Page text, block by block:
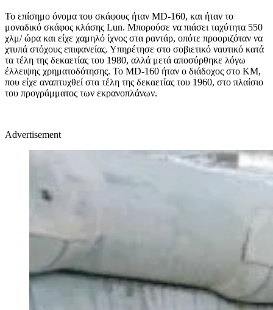
Το επίσημο όνομα του σκάφους ήταν MD-160, και ήταν το
μοναδικό σκάφος κλάσης Lun. Μπορούσε να πιάσει ταχύτητα 550
χλμ/ ώρα και είχε χαμηλό ίχνος στα ραντάρ, οπότε προοριζόταν να
χτυπά στόχους επιφανείας. Υπηρέτησε στο σοβιετικό ναυτικό κατά
τα τέλη της δεκαετίας του 1980, αλλά μετά αποσύρθηκε λόγω
έλλειψης χρηματοδότησης. Το MD-160 ήταν ο διάδοχος στο ΚΜ,
που είχε αναπτυχθεί στα τέλη της δεκαετίας του 1960, στο πλαίσιο
του προγράμματος των εκρανοπλάνων.
Advertisement